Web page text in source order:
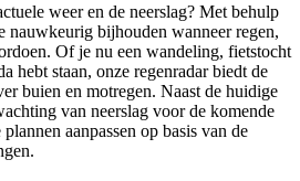
weer en de neerslag? Met behulp
nauwkeurig bijhouden wanneer regen,
Of je nu een wandeling, fietstocht
hebt staan, onze regenradar biedt de
buien en motregen. Naast de huidige
van neerslag voor de komende
aanpassen op basis van de